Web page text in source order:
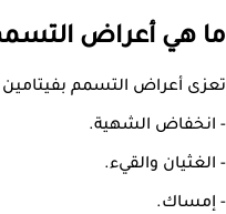
ما هي أعراض
تعزى أعراض التسمم
- انخفاض الشهية.
- الغثيان والقيء.​
- إمساك.